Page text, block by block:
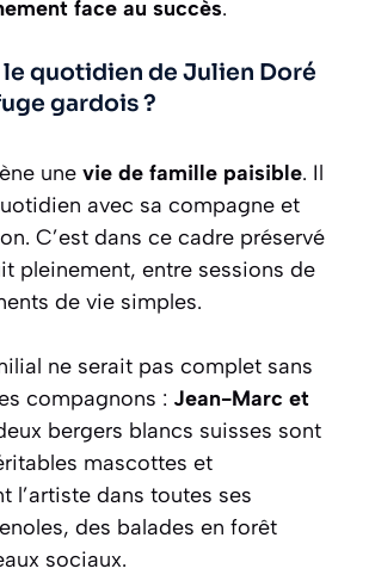
face au succès.
quotidien de Julien Doré
gardois ?
une vie de famille paisible. Il
avec sa compagne et
C’est dans ce cadre préservé
pleinement, entre sessions de
de vie simples.
ne serait pas complet sans
compagnons : Jean-Marc et
bergers blancs suisses sont
mascottes et
l’artiste dans toutes ses
des balades en forêt
sociaux.